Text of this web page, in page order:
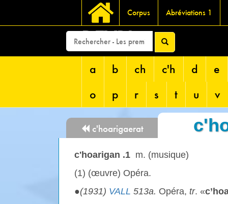
Corpus Abréviations 1
DEVRI
a b ch c'h d
e
o
p r s t u v
c'hoarigaerat
c'hoarigan .1 m. (musique)
(1) (œuvre) Opéra.
●(1931) VALL 513a. Opéra, tr. «